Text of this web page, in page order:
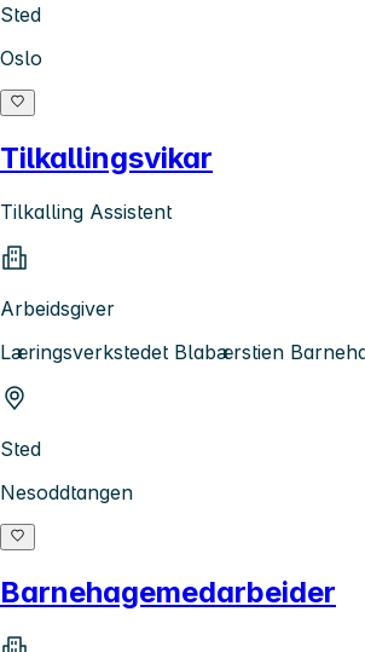
Sted
Oslo
Tilkallingsvikar
Tilkalling Assistent
Arbeidsgiver
Læringsverkstedet Blabærstien
Sted
Nesoddtangen
Barnehagemedarbeider